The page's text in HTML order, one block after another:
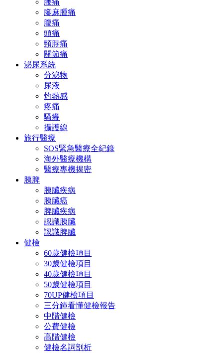
腰痛
腳麻腫痛
腹痛
頭痛
頸脖痛
關節痛
泌尿系統
分泌物
尿液
灼熱感
疼痛
騷癢
攝護線
旅行醫療
SOS緊急醫療全紀錄
海外醫療機構
醫療專機揭密
胰脾
胰臟疾病
胰臟癌
脾臟疾病
認識胰臟
認識脾臟
健檢
60歲健檢項目
30歲健檢項目
40歲健檢項目
50歲健檢項目
70UP健檢項目
三分鐘看懂健檢報告
中階健檢
公費健檢
高階健檢
健檢名詞剖析